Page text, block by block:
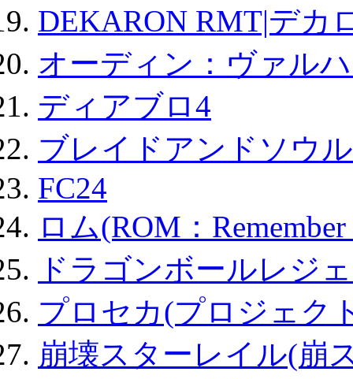
DEKARON RMT|デカ
オーディン：ヴァル
ディアブロ4
ブレイドアンドソウ
FC24
ロム(ROM：
ドラゴンボールレジ
プロセカ(プロジェク
崩壊スターレイル(崩